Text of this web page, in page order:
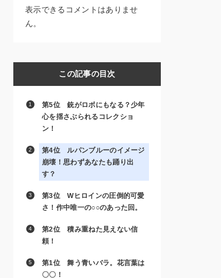
表示できるコメントはありませ
ん。
この記事の目次
第5位 銃がロボにもなる？少年
心を揺さぶられるコレクショ
ン！
第4位 ルパンブルーのイメージ
崩壊！思わずあなたも踊り出
す？
第3位 Wヒロインの圧倒的可愛
さ！作中唯一の○○のあった回。
第2位 積み重ねた見えない信
頼！
第1位 舞う青いバラ。花言葉は
〇〇！